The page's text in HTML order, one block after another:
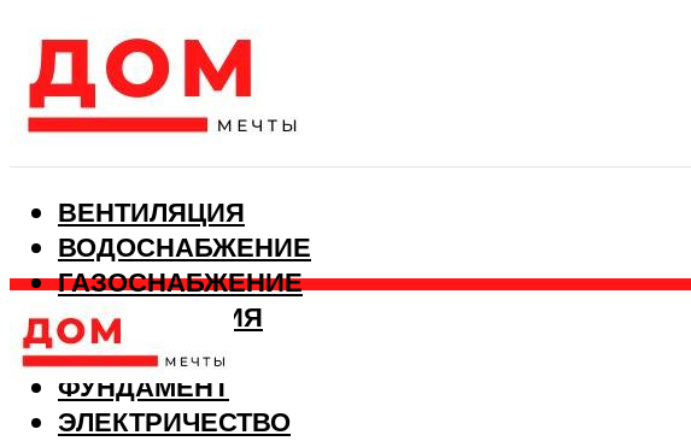
ВЕНТИЛЯЦИЯ
ВОДОСНАБЖЕНИЕ
ГАЗОСНАБЖЕНИЕ
КАНАЛИЗАЦИЯ
ОТОПЛЕНИЕ
ФУНДАМЕНТ
ЭЛЕКТРИЧЕСТВО